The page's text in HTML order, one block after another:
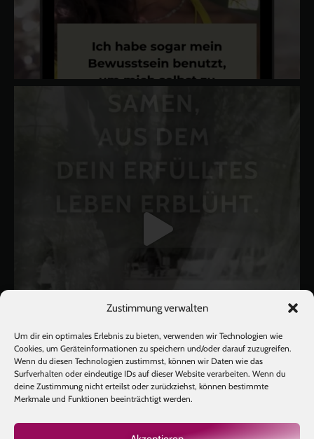
Zustimmung verwalten
Um dir ein optimales Erlebnis zu bieten, verwenden wir Technologien wie
Cookies, um Geräteinformationen zu speichern und/oder darauf zuzugreifen.
Wenn du diesen Technologien zustimmst, können wir Daten wie das
Surfverhalten oder eindeutige IDs auf dieser Website verarbeiten. Wenn du
deine Zustimmung nicht erteilst oder zurückziehst, können bestimmte
Merkmale und Funktionen beeinträchtigt werden.
Mehr laden Auf Instagram folgen